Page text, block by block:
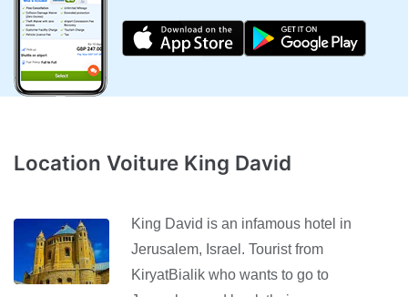
Location Voiture King David
King David is an infamous hotel in
Jerusalem, Israel. Tourist from
KiryatBialik who wants to go to